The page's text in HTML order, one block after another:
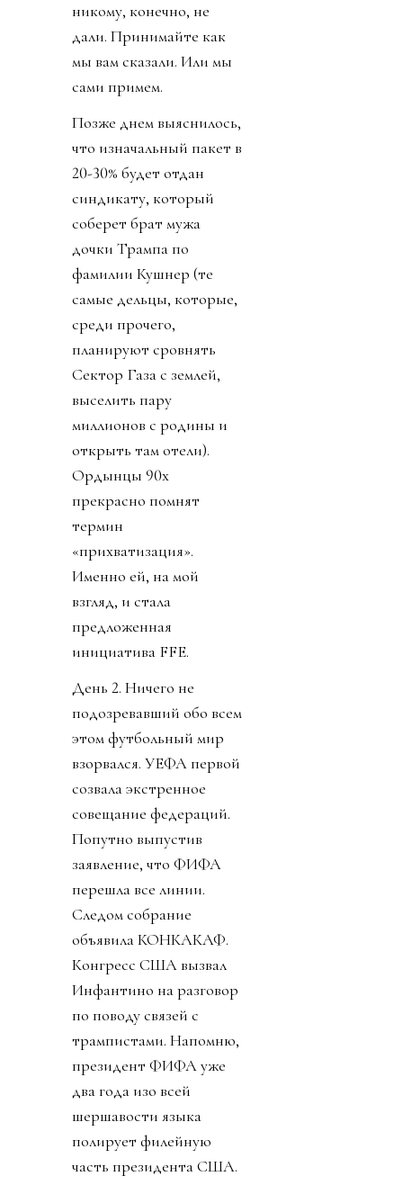
никому, конечно, не
дали. Принимайте как
мы вам сказали. Или мы
сами примем.
Позже днем выяснилось,
что изначальный пакет в
20-30% будет отдан
синдикату, который
соберет брат мужа
дочки Трампа по
фамилии Кушнер (те
самые дельцы, которые,
среди прочего,
планируют сровнять
Сектор Газа с землей,
выселить пару
миллионов с родины и
открыть там отели).
Ордынцы 90х
прекрасно помнят
термин
«прихватизация».
Именно ей, на мой
взгляд, и стала
предложенная
инициатива FFE.
День 2. Ничего не
подозревавший обо всем
этом футбольный мир
взорвался. УЕФА первой
созвала экстренное
совещание федераций.
Попутно выпустив
заявление, что ФИФА
перешла все линии.
Следом собрание
объявила КОНКАКАФ.
Конгресс США вызвал
Инфантино на разговор
по поводу связей с
трампистами. Напомню,
президент ФИФА уже
два года изо всей
шершавости языка
полирует филейную
часть президента США.